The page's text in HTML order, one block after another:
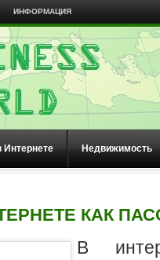
ИНФОРМАЦИЯ
Интернете Недвижимость
КАК
В